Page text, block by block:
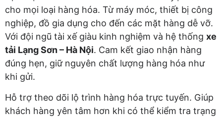
cho mọi loại hàng hóa. Từ máy móc, thiết bị công
nghiệp, đồ gia dụng cho đến các mặt hàng dễ vỡ.
Với đội ngũ tài xế giàu kinh nghiệm và hệ thống xe
tải Lạng Sơn – Hà Nội. Cam kết giao nhận hàng
đúng hẹn, giữ nguyên chất lượng hàng hóa như
khi gửi.
Hỗ trợ theo dõi lộ trình hàng hóa trực tuyến. Giúp
khách hàng yên tâm hơn khi có thể kiểm tra trạng